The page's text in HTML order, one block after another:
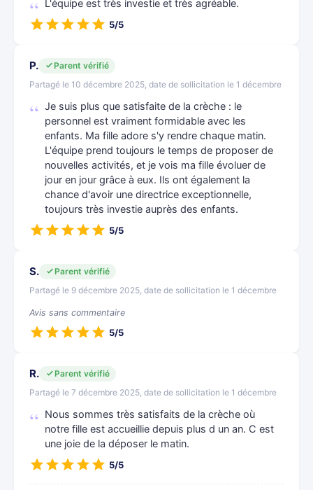
L'équipe est très investie et très agréable.
5/5
P.
Parent vérifié
Partagé le 10 décembre 2025, date de sollicitation le 1 décembre
Je suis plus que satisfaite de la crèche : le
personnel est vraiment formidable avec les
enfants. Ma fille adore s'y rendre chaque matin.
L'équipe prend toujours le temps de proposer de
nouvelles activités, et je vois ma fille évoluer de
jour en jour grâce à eux. Ils ont également la
chance d'avoir une directrice exceptionnelle,
toujours très investie auprès des enfants.
5/5
S.
Parent vérifié
Partagé le 9 décembre 2025, date de sollicitation le 1 décembre
Avis sans commentaire
5/5
R.
Parent vérifié
Partagé le 7 décembre 2025, date de sollicitation le 1 décembre
Nous sommes très satisfaits de la crèche où
notre fille est accueillie depuis plus d un an. C est
une joie de la déposer le matin.
5/5